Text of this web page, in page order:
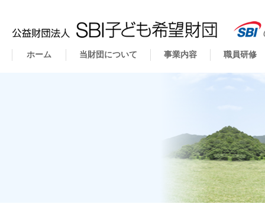
ホーム 当財団について 事業内容 職員研修